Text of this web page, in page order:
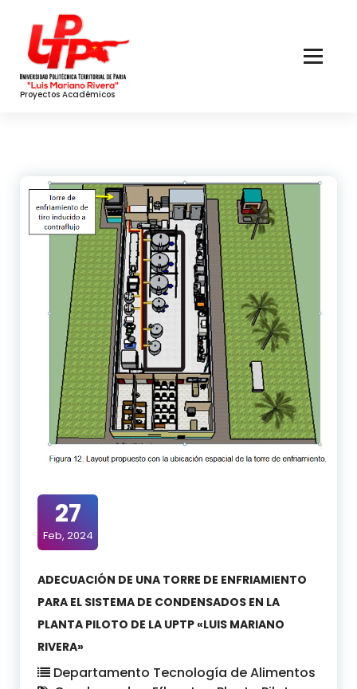
Content
Proyectos Académicos
27
Feb, 2024
ADECUACIÓN DE UNA TORRE DE ENFRIAMIENTO
PARA EL SISTEMA DE CONDENSADOS EN LA
PLANTA PILOTO DE LA UPTP «LUIS MARIANO
RIVERA»
Departamento Tecnología de Alimentos